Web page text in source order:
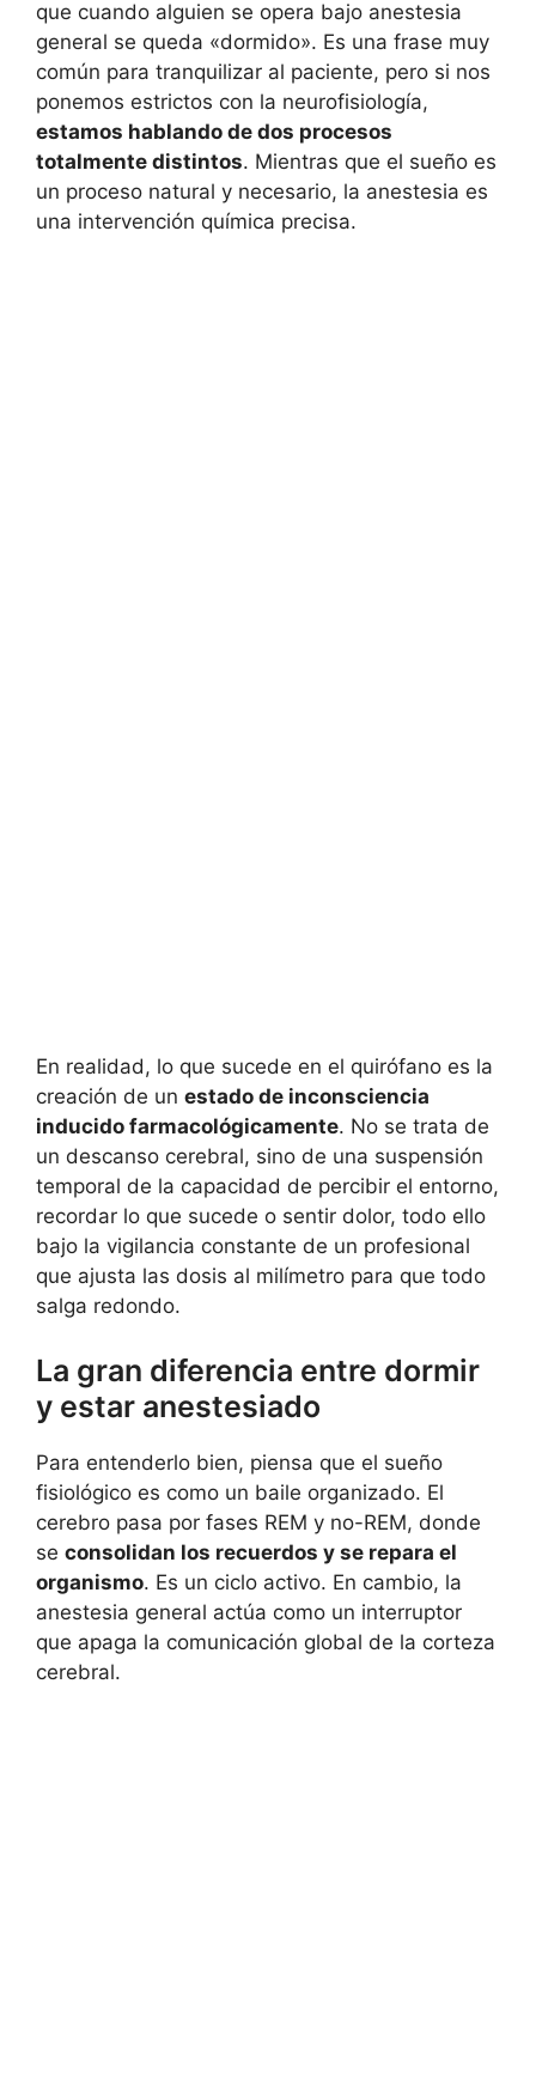
que cuando alguien se opera bajo anestesia
general se queda «dormido». Es una frase muy
común para tranquilizar al paciente, pero si nos
ponemos estrictos con la neurofisiología,
estamos hablando de dos procesos
totalmente distintos. Mientras que el sueño es
un proceso natural y necesario, la anestesia es
una intervención química precisa.
En realidad, lo que sucede en el quirófano es la
creación de un estado de inconsciencia
inducido farmacológicamente. No se trata de
un descanso cerebral, sino de una suspensión
temporal de la capacidad de percibir el entorno,
recordar lo que sucede o sentir dolor, todo ello
bajo la vigilancia constante de un profesional
que ajusta las dosis al milímetro para que todo
salga redondo.
La gran diferencia entre dormir
y estar anestesiado
Para entenderlo bien, piensa que el sueño
fisiológico es como un baile organizado. El
cerebro pasa por fases REM y no-REM, donde
se consolidan los recuerdos y se repara el
organismo. Es un ciclo activo. En cambio, la
anestesia general actúa como un interruptor
que apaga la comunicación global de la corteza
cerebral.